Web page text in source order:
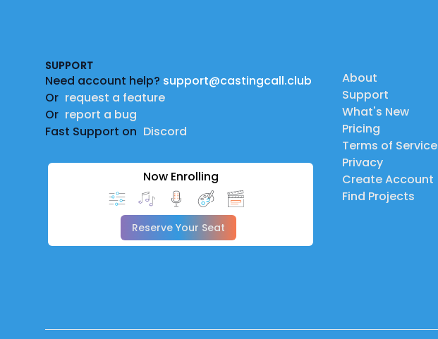
SUPPORT
Need account help? support@castingcall.club
Or request a feature
Or report a bug
Fast Support on Discord
Now Enrolling
Reserve Your Seat
About
Support
What's New
Pricing
Terms of Service
Privacy
Create Account
Find Projects